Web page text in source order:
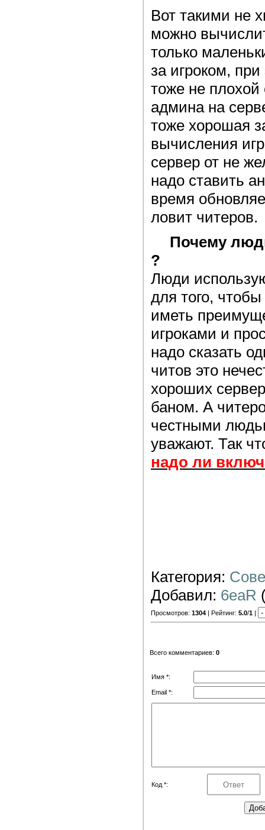
Вот такими не
можно
только
за игроком,
тоже не плохой
админа на
тоже хорошая
вычисления
сервер от не
надо ставить
время
ловит читеров.
Почему
?
Люди
для того,
иметь
игроками и
надо сказать
читов это
хороших
баном. А
честными
уважают. Так
надо ли
Категория:
Добавил: 6eaR
Просмотров: 1304 | Рейтинг: 5.0/1 |
Всего комментариев: 0
Имя *:
Email *:
Код *: